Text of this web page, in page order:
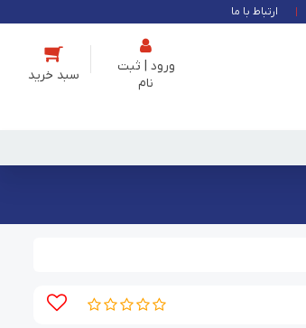
ارتباط با ما
ورود | ثبت
نام